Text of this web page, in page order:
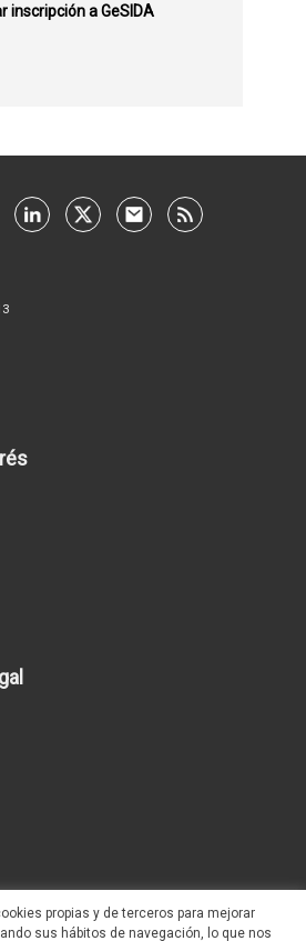
inscripción a GeSIDA
propias y de terceros para mejorar
sus hábitos de navegación, lo que nos